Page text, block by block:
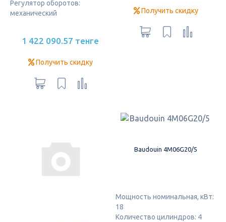
Регулятор оборотов:
механический
1 422 090.57 тенге
Получить скидку
Получить скидку
Baudouin 4M06G20/5
Мощность номинальная, кВт:
18
Количество цилиндров: 4